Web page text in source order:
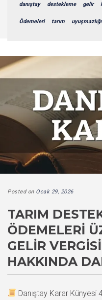
danıştay destekleme gelir
Ödemeleri tarım uyuşmazlığı
Posted on Ocak 29, 2026
TARIM
ÖDEMELERI
GELIR
HAKKINDA
Danıştay Karar